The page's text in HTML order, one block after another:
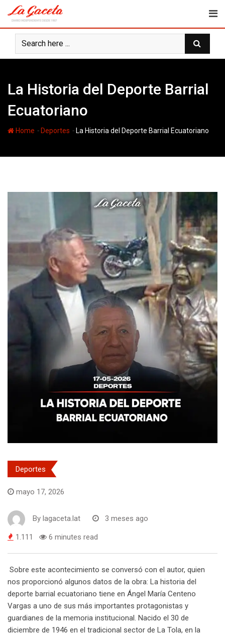
content
La Historia del Deporte Barrial
Ecuatoriano
Home - Deportes - La Historia del Deporte Barrial Ecuatoriano
Deportes
mayo 17, 2026
By lagaceta.lat 3 meses ago
1.111 6 minutes read
Sobre este acontecimiento se conversó con el autor, quien
nos proporcionó algunos datos de la obra: La historia del
deporte barrial ecuatoriano tiene en Ángel María Centeno
Vargas a uno de sus más importantes protagonistas y
guardianes de la memoria institucional. Nacido el 30 de
diciembre de 1946 en el tradicional sector de La Tola, en la